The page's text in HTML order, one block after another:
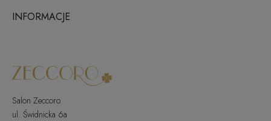
INFORMACJE
Salon Zeccoro
ul. Świdnicka 6a